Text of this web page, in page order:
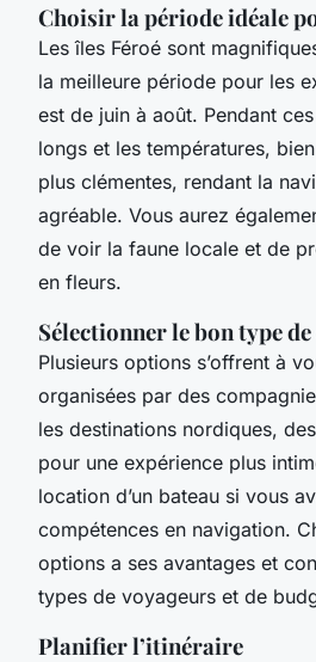
Choisir la période idéale
Les îles Féroé sont
la meilleure période pour les
est de juin à août. Pendant
longs et les températures,
plus clémentes, rendant la
agréable. Vous aurez
de voir la faune locale et de
en fleurs.
Sélectionner le bon type
Plusieurs options s’offrent à
organisées par des
les destinations nordiques,
pour une expérience plus
location d’un bateau si vous
compétences en navigation.
options a ses avantages et
types de voyageurs et de
Planifier l’itinéraire